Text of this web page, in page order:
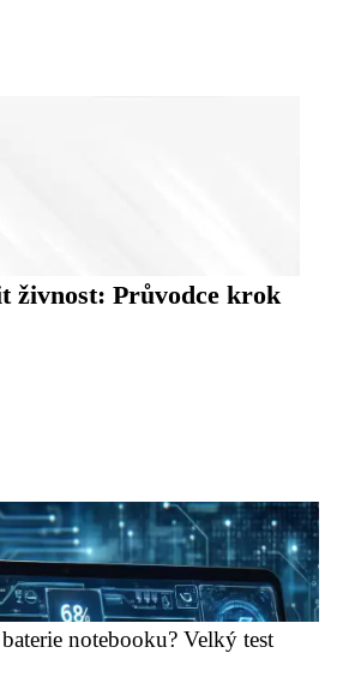
živnost: Průvodce krok
notebooku? Velký test